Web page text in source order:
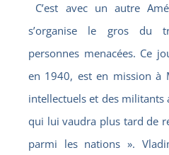
C’est avec un autre
s’organise le gros du
personnes menacées. Ce
en 1940, est en mission à
intellectuels et des militants
qui lui vaudra plus tard de
parmi les nations ».